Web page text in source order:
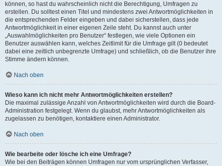
können, so hast du wahrscheinlich nicht die Berechtigung, Umfragen zu
erstellen. Du solltest einen Titel und mindestens zwei Antwortmöglichkeiten in
die entsprechenden Felder eingeben und dabei sicherstellen, dass jede
Antwortmöglichkeit in einer eigenen Zeile steht. Du kannst auch unter
„Auswahlmöglichkeiten pro Benutzer“ festlegen, wie viele Optionen ein
Benutzer auswählen kann, welches Zeitlimit für die Umfrage gilt (0 bedeutet
dabei eine zeitlich unbegrenzte Umfrage) und schließlich, ob die Benutzer ihre
Stimme ändern können.
Nach oben
Wieso kann ich nicht mehr Antwortmöglichkeiten erstellen?
Die maximal zulässige Anzahl von Antwortmöglichkeiten wird durch die Board-
Administration festgelegt. Wenn du glaubst, mehr Antwortmöglichkeiten als
zugelassen zu benötigen, kontaktiere einen Administrator.
Nach oben
Wie bearbeite oder lösche ich eine Umfrage?
Wie bei den Beiträgen können Umfragen nur vom ursprünglichen Verfasser,